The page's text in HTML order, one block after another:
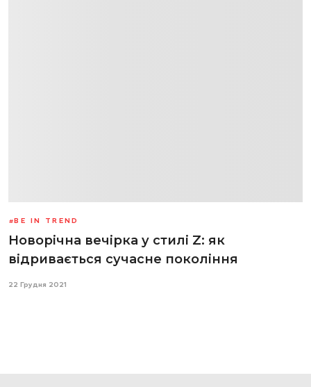
BE IN TREND
Новорічна вечірка у стилі Z: як
відривається сучасне покоління
22 Грудня 2021